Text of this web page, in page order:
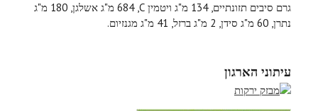
גרם סיבים תזונתיים, 134 מ"ג ויטמין
C
, 684 מ"ג אשלגן, 180 מ"ג
נתרן, 60 מ"ג סידן, 2 מ"ג ברזל, 41 מ"ג מגנזיום.
עיתוני הארגון